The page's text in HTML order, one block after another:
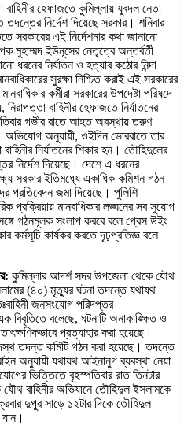
বাহিনীর হেফাজতে কুমিল্লায় যুবদল নেতা
নির্দেশ দিয়েছে সরকার। শনিবার
সরকারের এই নির্দেশনার কথা জানানো
মুহাম্মদ ইউনূসের নেতৃত্বে অন্তর্বর্তী
ধরনের নির্যাতন ও হত্যার কঠোর নিন্দা
সুরক্ষা নিশ্চিত করাই এই সরকারের
কর্মীরা সরকারের উপদেষ্টা পরিষদে
বাহিনীর হেফাজতে নির্যাতনের
গভীর রাতে আহত অবস্থায় তরুণ
অভিযোগ অনুযায়ী, ওইদিন ভোররাতে তার
নির্যাতনের শিকার হন। তৌহিদুলের
নির্দেশ দিয়েছে। দেশে এ ধরনের
সরকার ইতিমধ্যে একাধিক কমিশন গঠন
প্রতিবেদন জমা দিয়েছে। পুলিশি
প্রক্রিয়ায় মানবাধিকার লঙ্ঘনের সব সুযোগ
গঠনমূলক সংলাপ করবে বলে প্রেস উইং
কর্মসূচি কার্যকর করতে দৃঢ়প্রতিজ্ঞ বলে
কুমিল্লার আদর্শ সদর উপজেলা থেকে যৌথ
(৪০) মৃত্যুর ঘটনা তদন্তে যথাযথ
জনসংযোগ পরিদপ্তর
বলেছে, ঘটনাটি অনাকাঙ্ক্ষিত ও
প্রত্যাহার করা হয়েছে।
তদন্ত কমিটি গঠন করা হয়েছে। তদন্তে
অনুযায়ী যথাযথ আইনানুগ ব্যবস্থা নেয়া
ভিত্তিতে বৃহস্পতিবার রাত তিনটার
বাহিনীর অভিযানে তৌহিদুল ইসলামকে
দুপুর সাড়ে ১২টার দিকে তৌহিদুল